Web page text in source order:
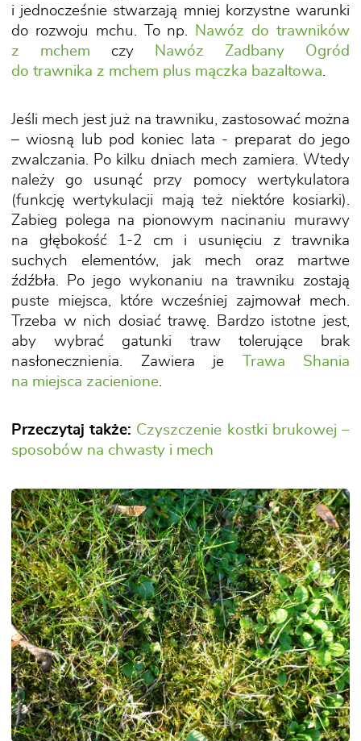
i jednocześnie stwarzają mniej korzystne warunki
do rozwoju mchu. To np.
Nawóz do trawników
z mchem czy
Nawóz Zadbany Ogród
do trawnika z mchem plus mączka bazaltowa.
Jeśli mech jest już na trawniku, zastosować można
– wiosną lub pod koniec lata - preparat do jego
zwalczania. Po kilku dniach mech zamiera. Wtedy
należy go usunąć przy pomocy wertykulatora
(funkcję wertykulacji mają też niektóre kosiarki).
Zabieg polega na pionowym nacinaniu murawy
na głębokość 1-2 cm i usunięciu z trawnika
suchych elementów, jak mech oraz martwe
źdźbła. Po jego wykonaniu na trawniku zostają
puste miejsca, które wcześniej zajmował mech.
Trzeba w nich dosiać trawę. Bardzo istotne jest,
aby wybrać gatunki traw tolerujące brak
nasłonecznienia. Zawiera je
Trawa Shania
na miejsca zacienione.
Przeczytaj także: Czyszczenie kostki brukowej –
sposobów na chwasty i mech